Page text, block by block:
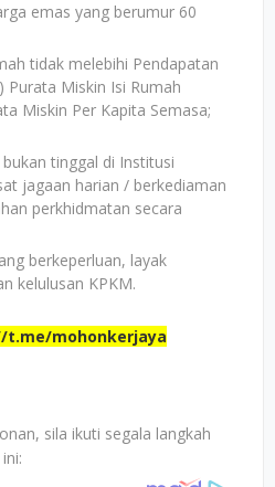
emas yang berumur 60
tidak melebihi Pendapatan
Purata Miskin Isi Rumah
Miskin Per Kapita Semasa;
tinggal di Institusi
jagaan harian / berkediaman
perkhidmatan secara
berkeperluan, layak
kelulusan KPKM.
mohonkerjaya
sila ikuti segala langkah